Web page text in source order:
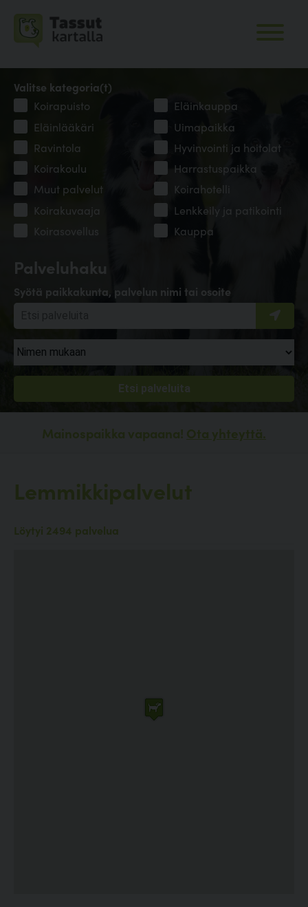
Palveluhaku
Syötä paikkakunta, palvelun nimi tai osoite
Valitse kategoria(t)
Koirapuisto
Eläinkauppa
Eläinlääkäri
Uimapaikka
Ravintola
Hyvinvointi ja hoitolat
Koirakoulu
Harrastuspaikka
Muut palvelut
Koirahotelli
Koirakuvaaja
Lenkkeily ja patikointi
Koirasovellus
Kauppa
Mainospaikka vapaana! Ota yhteyttä.
Lemmikkipalvelut
Löytyi 2494 palvelua